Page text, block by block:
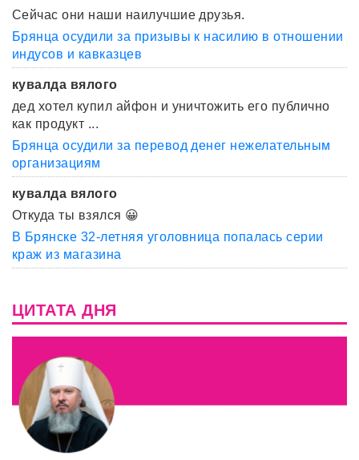
Сейчас они наши наилучшие друзья.
Брянца осудили за призывы к насилию в отношении
индусов и кавказцев
кувалда вялого
дед хотел купил айфон и уничтожить его публично
как продукт ...
Брянца осудили за перевод денег нежелательным
организациям
кувалда вялого
Откуда ты взялся 😀
В Брянске 32-летняя уголовница попалась серии
краж из магазина
ЦИТАТА ДНЯ